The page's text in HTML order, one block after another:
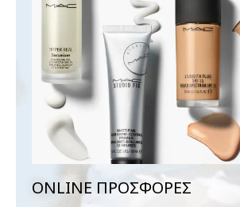
ONLINE ΠΡΟΣΦΟΡΕΣ